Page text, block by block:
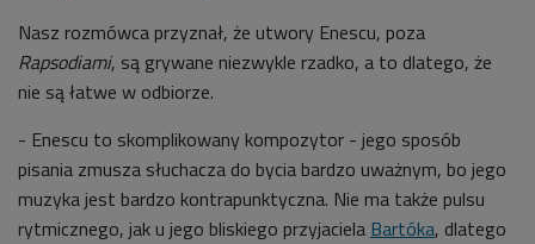
Nasz rozmówca przyznał, że utwory Enescu, poza
Rapsodiami, są grywane niezwykle rzadko, a to dlatego, że
nie są łatwe w odbiorze.
- Enescu to skomplikowany kompozytor - jego sposób
pisania zmusza słuchacza do bycia bardzo uważnym, bo jego
muzyka jest bardzo kontrapunktyczna. Nie ma także pulsu
rytmicznego, jak u jego bliskiego przyjaciela Bartóka, dlatego